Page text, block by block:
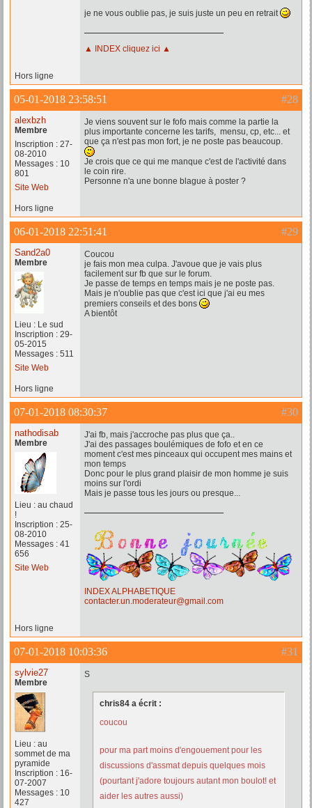
je ne vous oublie pas, je suis juste un peu en retrait
▲ INDEX cliquez ici ▲
Hors ligne
#28
05-01-2018 23:58:51
alexbzh
Membre
Inscription : 27-
08-2010
Messages : 10
801
Site Web
Je viens souvent sur le fofo mais comme la partie la
plus importante concerne les tarifs, mensu, cp, etc... et
que ça n'est pas mon fort, je ne poste pas beaucoup.
Je crois que ce qui me manque c'est de l'activité dans
le coin rire.
Personne n'a une bonne blague à poster ?
Hors ligne
#29
06-01-2018 22:51:41
Sand2a0
Membre
Lieu : Le sud
Inscription : 29-
05-2015
Messages : 511
Site Web
Coucou
je fais mon mea culpa. J'avoue que je vais plus
facilement sur fb que sur le forum.
Je passe de temps en temps mais je ne poste pas.
Mais je n'oublie pas que c'est ici que j'ai eu mes
premiers conseils et des bons
A bientôt
Hors ligne
#30
07-01-2018 08:30:37
nathodisab
Membre
Lieu : au chaud
!
Inscription : 25-
08-2010
Messages : 41
656
Site Web
J'ai fb, mais j'accroche pas plus que ça..
J'ai des passages boulémiques de fofo et en ce
moment c'est mes pinceaux qui occupent mes mains et
mon temps
Donc pour le plus grand plaisir de mon homme je suis
moins sur l'ordi
Mais je passe tous les jours ou presque...
INDEX ALPHABETIQUE
contacter.un.moderateur@gmail.com
Hors ligne
#31
07-01-2018 10:03:36
sylvie27
Membre
Lieu : au
sommet de ma
pyramide
Inscription : 16-
07-2007
Messages : 10
427
S
chris84 a écrit :
coucou
pour ma part moins d'engouement pour les
discussions d'assmat depuis quelques mois
(pourtant j'adore toujours autant mon boulot! et
aider les autres aussi)